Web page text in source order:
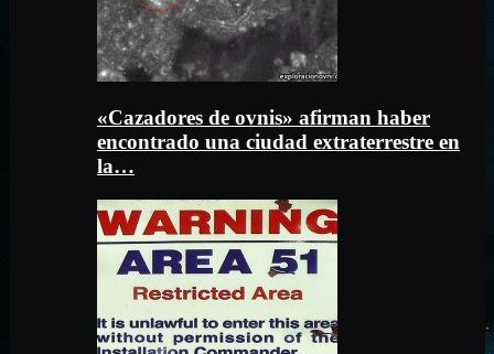
«Cazadores de ovnis» afirman haber
encontrado una ciudad extraterrestre en
la…